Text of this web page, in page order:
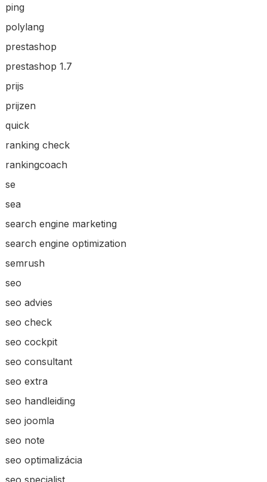
ping
polylang
prestashop
prestashop 1.7
prijs
prijzen
quick
ranking check
rankingcoach
se
sea
search engine marketing
search engine optimization
semrush
seo
seo advies
seo check
seo cockpit
seo consultant
seo extra
seo handleiding
seo joomla
seo note
seo optimalizácia
seo specialist